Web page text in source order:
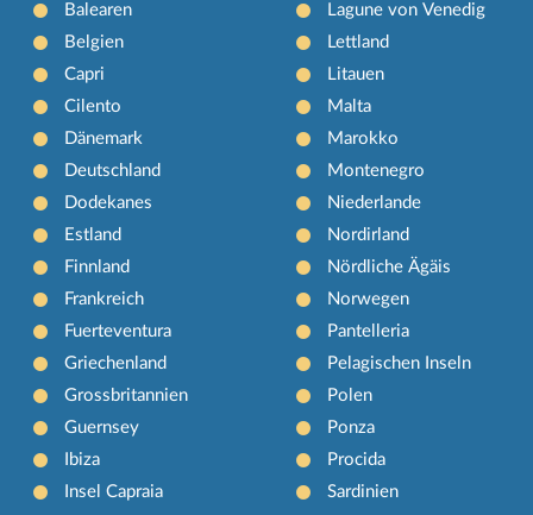
Balearen
Belgien
Capri
Cilento
Dänemark
Deutschland
Dodekanes
Estland
Finnland
Frankreich
Fuerteventura
Griechenland
Grossbritannien
Guernsey
Ibiza
Insel Capraia
Lagune von Venedig
Lettland
Litauen
Malta
Marokko
Montenegro
Niederlande
Nordirland
Nördliche Ägäis
Norwegen
Pantelleria
Pelagischen Inseln
Polen
Ponza
Procida
Sardinien